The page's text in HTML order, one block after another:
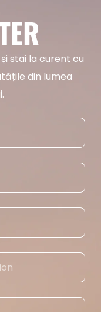
stai la curent cu
din lumea